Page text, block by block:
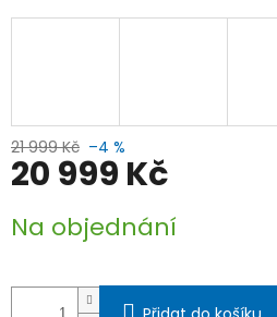
21 999 Kč –4 %
20 999 Kč
cena:
Na objednání